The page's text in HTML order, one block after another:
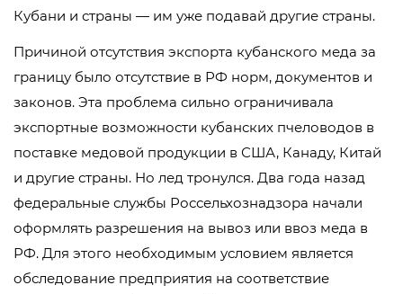
Кубани и страны — им уже подавай другие страны.
Причиной отсутствия экспорта кубанского меда за
границу было отсутствие в РФ норм, документов и
законов. Эта проблема сильно ограничивала
экспортные возможности кубанских пчеловодов в
поставке медовой продукции в США, Канаду, Китай
и другие страны. Но лед тронулся. Два года назад
федеральные службы Россельхознадзора начали
оформлять разрешения на вывоз или ввоз меда в
РФ. Для этого необходимым условием является
обследование предприятия на соответствие